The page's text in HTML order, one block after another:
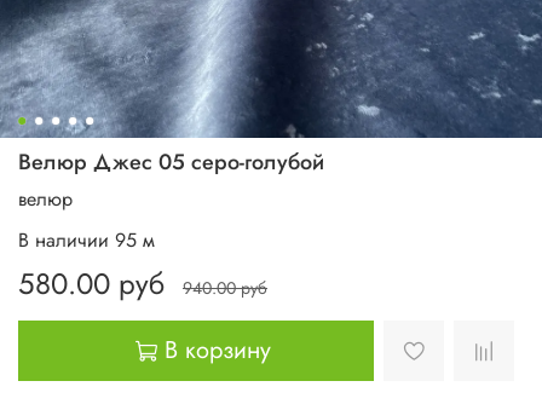
Велюр Джес 05 серо-голубой
велюр
В наличии 95 м
580.00 руб 940.00 руб
В корзину